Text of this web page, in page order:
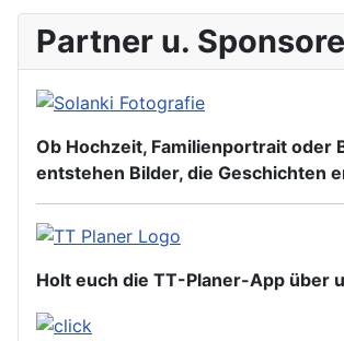
Partner u.
Ob Hochzeit, Familienportrait oder
entstehen Bilder, die Geschichten
Holt euch die TT-Planer-App über